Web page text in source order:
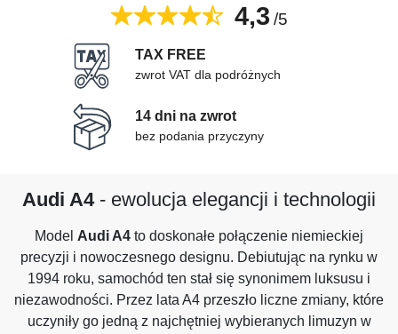
4,3 /5
TAX FREE
zwrot VAT dla podróżnych
14 dni na zwrot
bez podania przyczyny
Audi A4- ewolucja elegancji i technologii
Model Audi A4 to doskonałe połączenie niemieckiej
precyzji i nowoczesnego designu. Debiutując na rynku w
1994 roku, samochód ten stał się synonimem luksusu i
niezawodności. Przez lata A4 przeszło liczne zmiany, które
uczyniły go jedną z najchętniej wybieranych limuzyn w